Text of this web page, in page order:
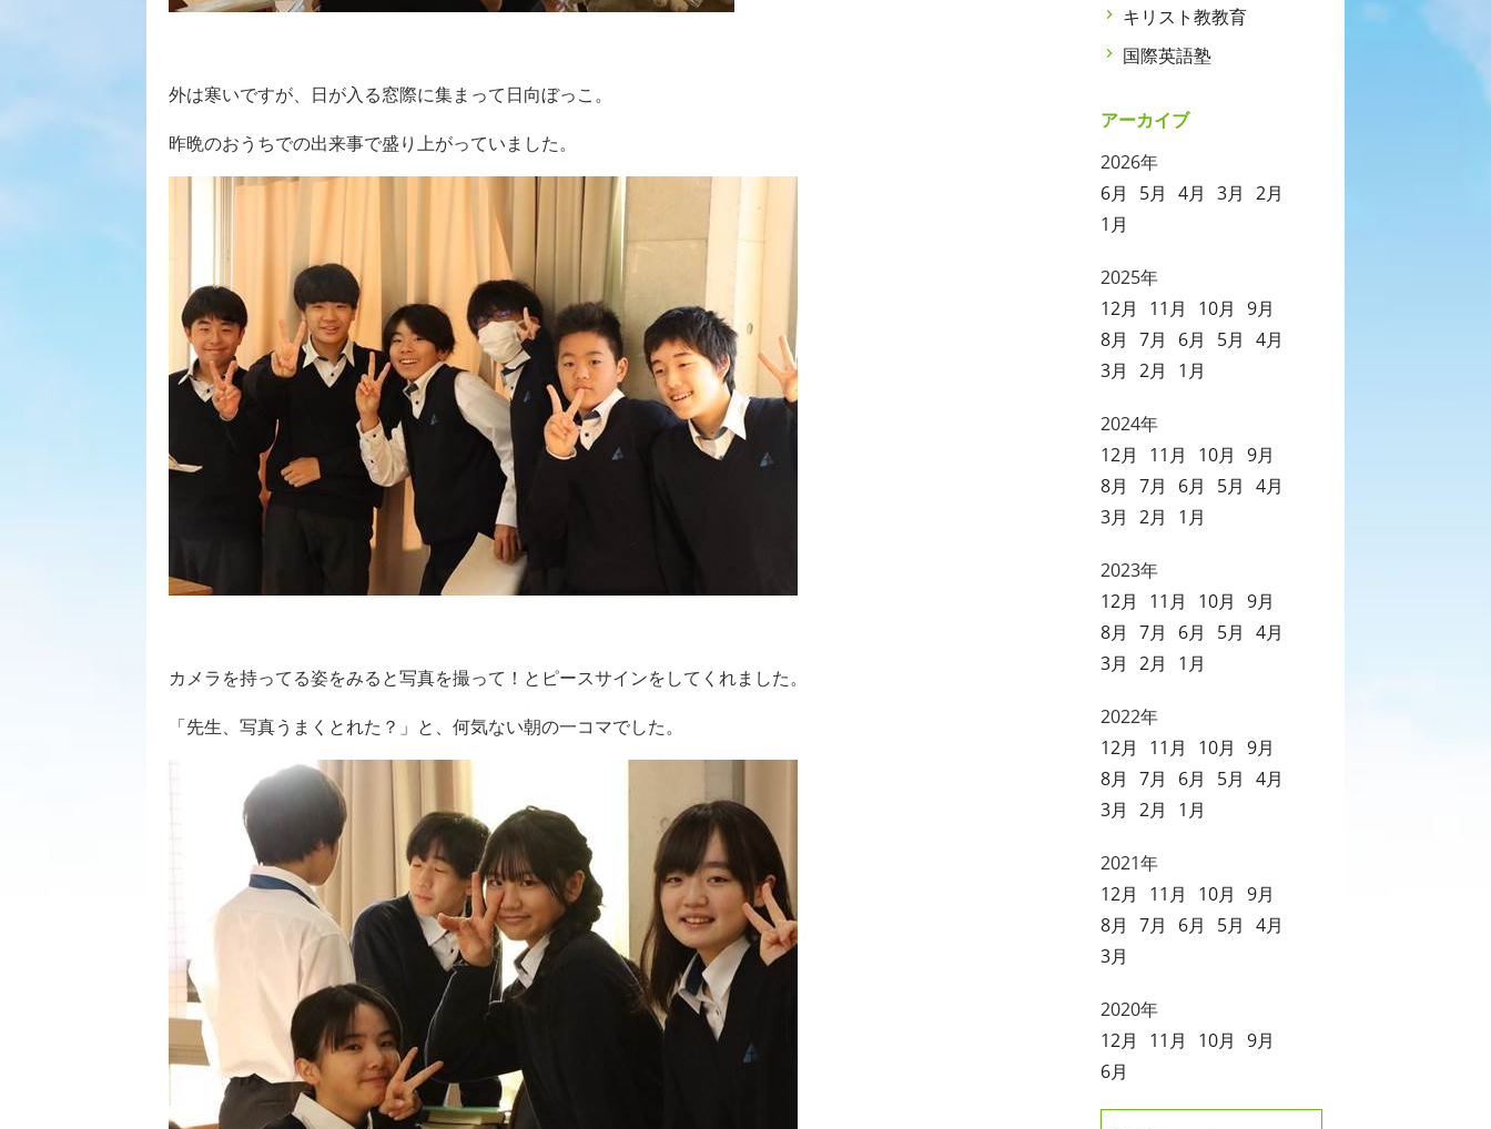
外は寒いですが、日が入る窓際に集まって日向ぼっこ。
昨晩のおうちでの出来事で盛り上がっていました。
カメラを持ってる姿をみると写真を撮って！とピースサインをしてくれました。
「先生、写真うまくとれた？」と、何気ない朝の一コマでした。
キリスト教教育
国際英語塾
アーカイブ
2026年
6月
5月 4月 3月 2月
1月
2025年
12月
11月 10月 9月
8月 7月 6月 5月 4月
3月 2月 1月
2024年
12月
11月 10月 9月
8月 7月 6月 5月 4月
3月 2月 1月
2023年
12月
11月 10月 9月
8月 7月 6月 5月 4月
3月 2月 1月
2022年
12月
11月 10月 9月
8月 7月 6月 5月 4月
3月 2月 1月
2021年
12月
11月 10月 9月
8月 7月 6月 5月 4月
3月
2020年
12月
11月 10月 9月
6月